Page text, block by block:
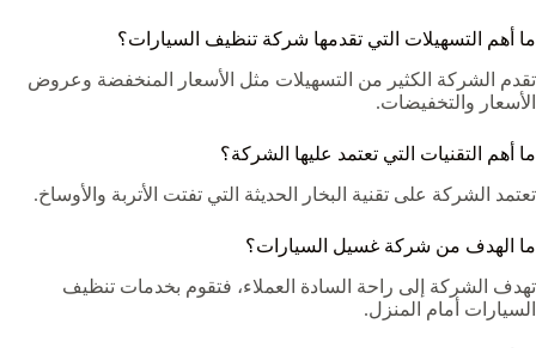
ما أهم التسهيلات التي تقدمها شركة تنظيف السيارات؟
تقدم الشركة الكثير من التسهيلات مثل الأسعار المنخفضة وعروض
الأسعار والتخفيضات.
ما أهم التقنيات التي تعتمد عليها الشركة؟
تعتمد الشركة على تقنية البخار الحديثة التي تفتت الأتربة والأوساخ.
ما الهدف من شركة غسيل السيارات؟
تهدف الشركة إلى راحة السادة العملاء، فتقوم بخدمات تنظيف
السيارات أمام المنزل.